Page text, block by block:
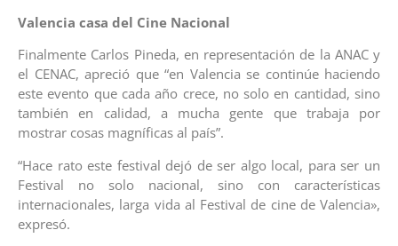
Valencia casa del Cine Nacional
Finalmente Carlos Pineda, en representación de la ANAC y
el CENAC, apreció que “en Valencia se continúe haciendo
este evento que cada año crece, no solo en cantidad, sino
también en calidad, a mucha gente que trabaja por
mostrar cosas magníficas al país”.
“Hace rato este festival dejó de ser algo local, para ser un
Festival no solo nacional, sino con características
internacionales, larga vida al Festival de cine de Valencia»,
expresó.